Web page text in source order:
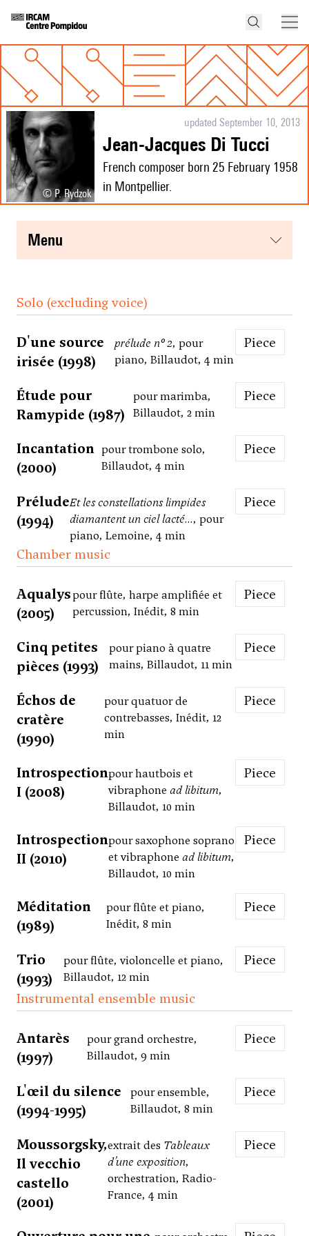
© P. Rydzok
updated September 10, 2013
Jean-Jacques Di Tucci
French composer born 25 February 1958
in Montpellier.
menu
Solo (excluding voice)
D'une source
irisée (1998)
prélude n° 2, pour
piano, Billaudot, 4 min
Piece
Étude pour
Ramypide (1987)
pour marimba,
Billaudot, 2 min
Piece
Incantation
(2000)
pour trombone solo,
Billaudot, 4 min
Piece
Prélude
(1994)
Et les constellations limpides
diamantent un ciel lacté..., pour
piano, Lemoine, 4 min
Piece
Chamber music
Aqualys
(2005)
pour flûte, harpe amplifiée et
percussion, Inédit, 8 min
Piece
Cinq petites
pièces (1993)
pour piano à quatre
mains, Billaudot, 11 min
Piece
Échos de
cratère
(1990)
pour quatuor de
contrebasses, Inédit, 12
min
Piece
Introspection
I (2008)
pour hautbois et
vibraphone ad libitum,
Billaudot, 10 min
Piece
Introspection
II (2010)
pour saxophone soprano
et vibraphone ad libitum,
Billaudot, 10 min
Piece
Méditation
(1989)
pour flûte et piano,
Inédit, 8 min
Piece
Trio
(1993)
pour flûte, violoncelle et piano,
Billaudot, 12 min
Piece
Instrumental ensemble music
Antarès
(1997)
pour grand orchestre,
Billaudot, 9 min
Piece
L'œil du silence
(1994-1995)
pour ensemble,
Billaudot, 8 min
Piece
Moussorgsky,
Il vecchio
castello
(2001)
extrait des Tableaux
d’une exposition,
orchestration, Radio-
France, 4 min
Piece